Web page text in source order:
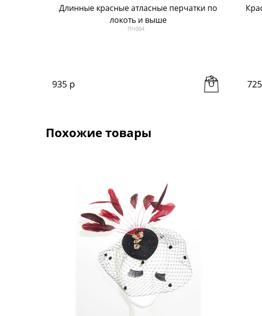
Длинные красные атласные перчатки по
локоть и выше
ПЧ004
935 р 725
Похожие товары